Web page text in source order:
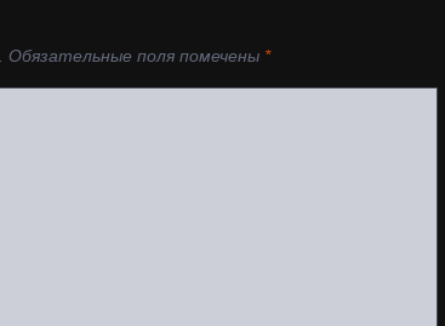
Обязательные поля помечены *